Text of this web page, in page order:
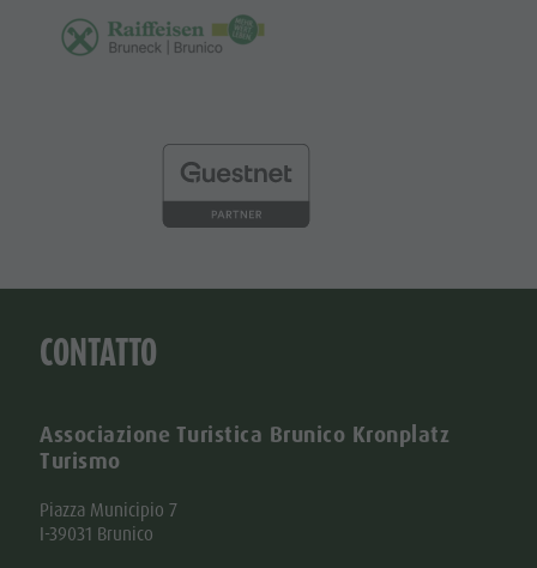
CONTATTO
Associazione Turistica Brunico Kronplatz
Turismo
Piazza Municipio 7
I-39031 Brunico